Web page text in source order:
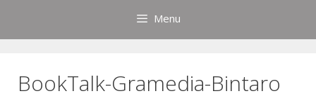
Menu
BookTalk-Gramedia-Bintaro